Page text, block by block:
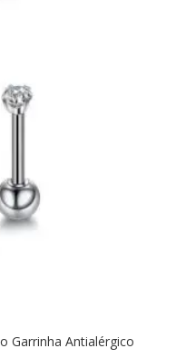
Garrinha Antialérgico